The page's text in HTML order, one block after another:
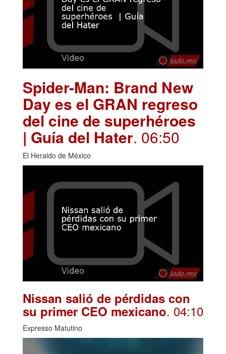
Spider-Man: Brand New
Day es el GRAN regreso
del cine de superhéroes
| Guía del Hater. 06:50
El Heraldo de México
Nissan salió de pérdidas con
su primer CEO mexicano. 04:10
Expresso Matutino